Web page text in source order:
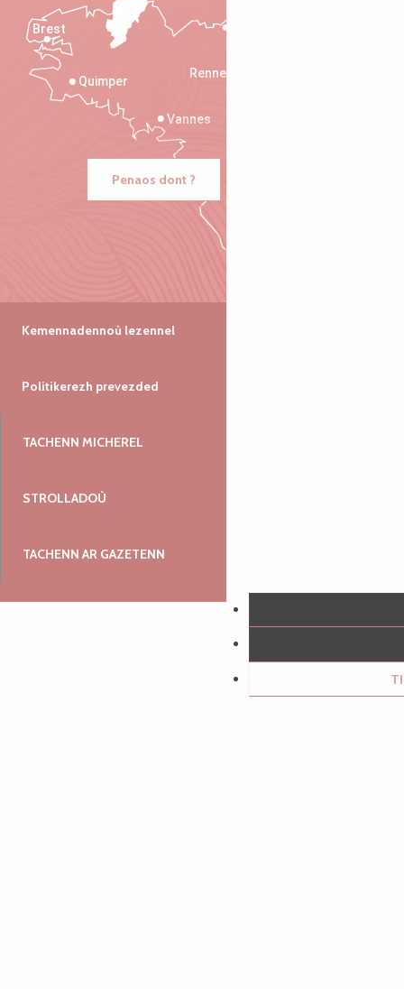
Rennes
Vannes
Quimper
Brest
Penaos dont ?
Kemennadennoù lezennel
Politikerezh prevezded
TACHENN MICHEREL
STROLLADOÙ
TACHENN AR GAZETENN